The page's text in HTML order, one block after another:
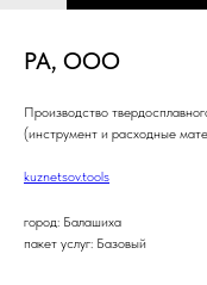
РА, ООО
Производство
(инструмент и расходные
kuznetsov.tools
город: Балашиха
пакет услуг: Базовый